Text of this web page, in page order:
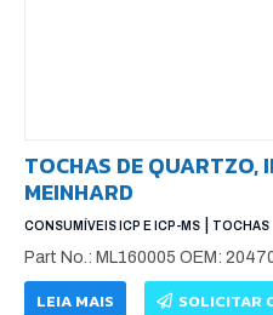
TOCHAS DE QUARTZO,
MEINHARD
CONSUMÍVEIS ICP E ICP-MS TOCHAS
Part No.: ML160005 OEM:
LEIA MAIS SOLICITAR